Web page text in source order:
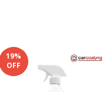
19%
OFF